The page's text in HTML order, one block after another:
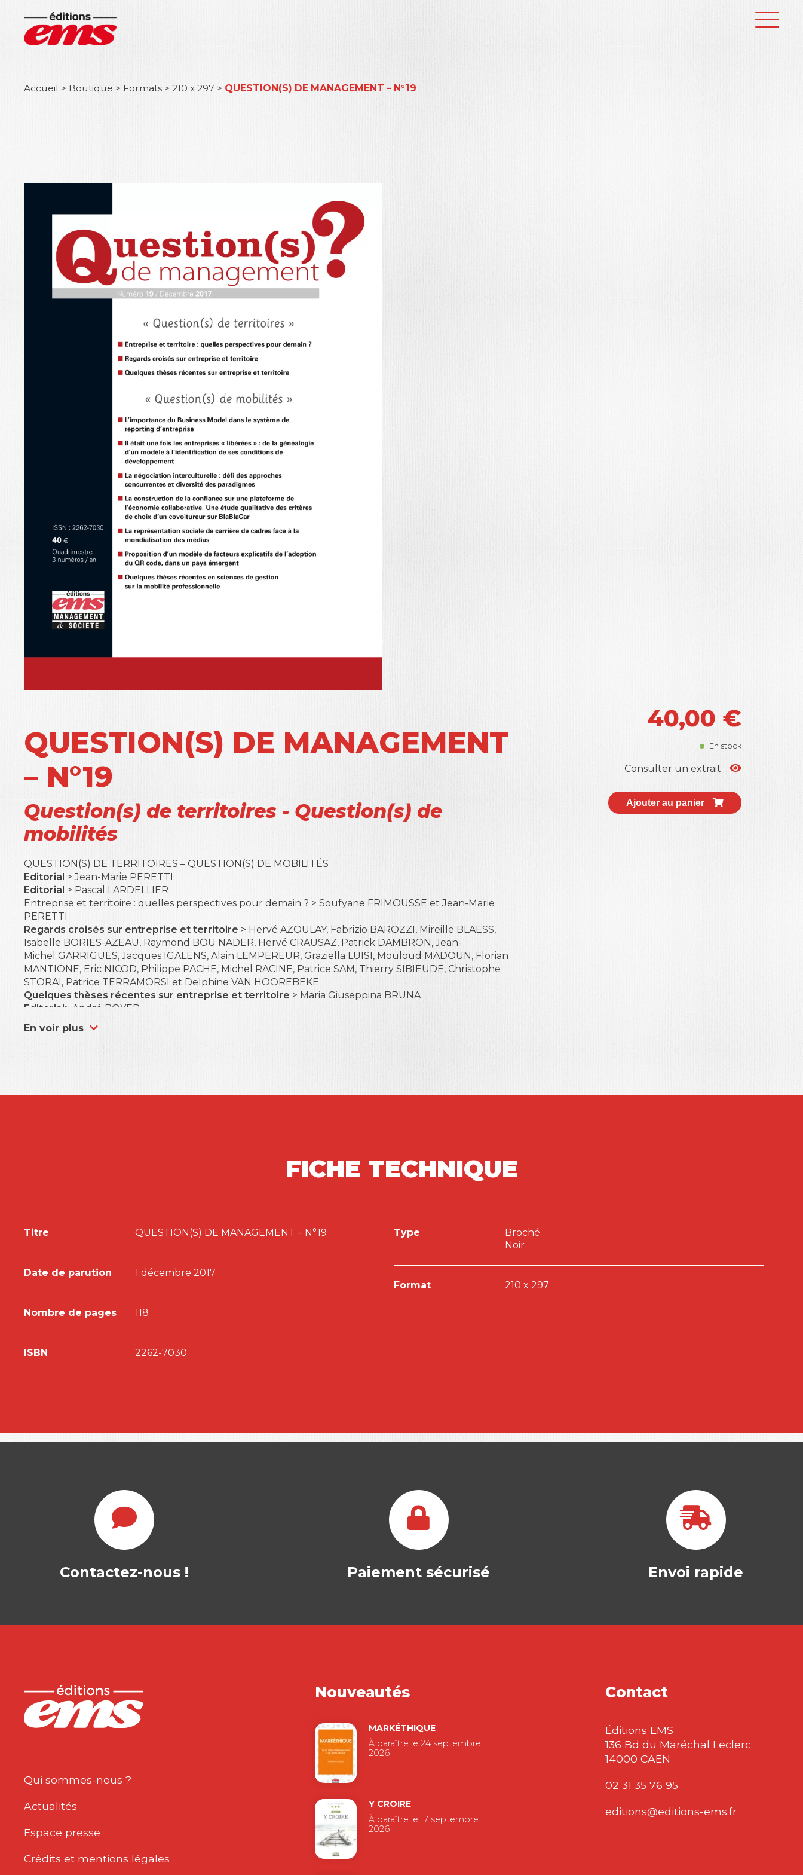
Accueil > Boutique > Formats > 210 x 297 > QUESTION(S) DE MANAGEMENT – N°19
QUESTION(S) DE MANAGEMENT
– N°19
Question(s) de territoires - Question(s) de
mobilités
QUESTION(S) DE TERRITOIRES – QUESTION(S) DE MOBILITÉS
Editorial > Jean-Marie PERETTI
Editorial > Pascal LARDELLIER
Entreprise et territoire : quelles perspectives pour demain ? > Soufyane FRIMOUSSE et Jean-Marie
PERETTI
Regards croisés sur entreprise et territoire > Hervé AZOULAY, Fabrizio BAROZZI, Mireille BLAESS,
Isabelle BORIES-AZEAU, Raymond BOU NADER, Hervé CRAUSAZ, Patrick DAMBRON, Jean-
Michel GARRIGUES, Jacques IGALENS, Alain LEMPEREUR, Graziella LUISI, Mouloud MADOUN, Florian
MANTIONE, Eric NICOD, Philippe PACHE, Michel RACINE, Patrice SAM, Thierry SIBIEUDE, Christophe
STORAI, Patrice TERRAMORSI et Delphine VAN HOOREBEKE
Quelques thèses récentes sur entreprise et territoire > Maria Giuseppina BRUNA
Editorial> André BOYER
L’importance du Business Model dans le système de reporting d’entreprise > Elisabetta MAGNAGHI et
Sonia CHIKH M’HAMED
Proposition d’un modèle de facteurs explicatifs de l’adoption du QR code, dans un pays émergent >
En voir plus
40,00 €
En stock
Consulter un extrait
Ajouter au panier
FICHE TECHNIQUE
Titre QUESTION(S) DE MANAGEMENT – N°19
Date de parution 1 décembre 2017
Nombre de pages 118
ISBN 2262-7030
Type
Broché
Noir
Format 210 x 297
Contactez-nous ! Paiement sécurisé Envoi rapide
Qui sommes-nous ?
Actualités
Espace presse
Crédits et mentions légales
Nouveautés
MARKÉTHIQUE
À paraître le 24 septembre
2026
Y CROIRE
À paraître le 17 septembre
2026
Contact
Éditions EMS
136 Bd du Maréchal Leclerc
14000 CAEN
02 31 35 76 95
editions@editions-ems.fr